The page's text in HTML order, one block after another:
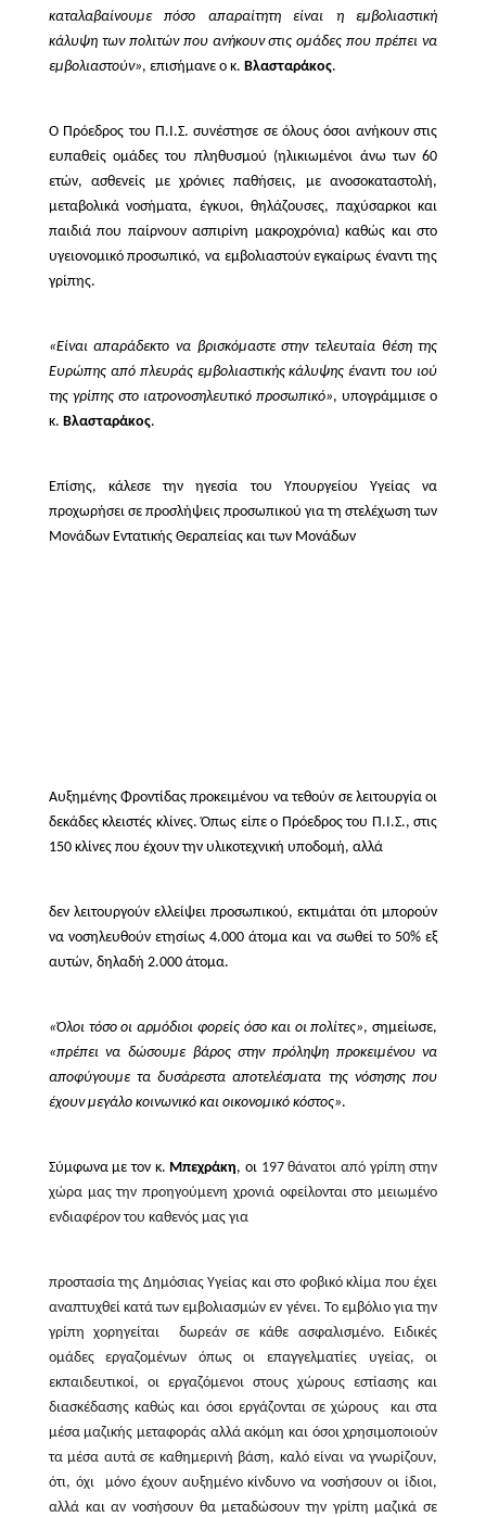
καταλαβαίνουμε πόσο απαραίτητη είναι η εμβολιαστική
κάλυψη των πολιτών που ανήκουν στις ομάδες που πρέπει να
εμβολιαστούν», επισήμανε ο κ. Βλασταράκος.
Ο Πρόεδρος του Π.Ι.Σ. συνέστησε σε όλους όσοι ανήκουν στις
ευπαθείς ομάδες του πληθυσμού (ηλικιωμένοι άνω των 60
ετών, ασθενείς με χρόνιες παθήσεις, με ανοσοκαταστολή,
μεταβολικά νοσήματα, έγκυοι, θηλάζουσες, παχύσαρκοι και
παιδιά που παίρνουν ασπιρίνη μακροχρόνια) καθώς και στο
υγειονομικό προσωπικό, να εμβολιαστούν εγκαίρως έναντι της
γρίπης.
«Είναι απαράδεκτο να βρισκόμαστε στην τελευταία θέση της
Ευρώπης από πλευράς εμβολιαστικής κάλυψης έναντι του ιού
της γρίπης στο ιατρονοσηλευτικό προσωπικό», υπογράμμισε ο
κ. Βλασταράκος.
Επίσης, κάλεσε την ηγεσία του Υπουργείου Υγείας να
προχωρήσει σε προσλήψεις προσωπικού για τη στελέχωση των
Μονάδων Εντατικής Θεραπείας και των Μονάδων
Αυξημένης Φροντίδας προκειμένου να τεθούν σε λειτουργία οι
δεκάδες κλειστές κλίνες. Όπως είπε ο Πρόεδρος του Π.Ι.Σ., στις
150 κλίνες που έχουν την υλικοτεχνική υποδομή, αλλά
δεν λειτουργούν ελλείψει προσωπικού, εκτιμάται ότι μπορούν
να νοσηλευθούν ετησίως 4.000 άτομα και να σωθεί το 50% εξ
αυτών, δηλαδή 2.000 άτομα.
«Όλοι τόσο οι αρμόδιοι φορείς όσο και οι πολίτες», σημείωσε,
«πρέπει να δώσουμε βάρος στην πρόληψη προκειμένου να
αποφύγουμε τα δυσάρεστα αποτελέσματα της νόσησης που
έχουν μεγάλο κοινωνικό και οικονομικό κόστος».
Σύμφωνα με τον κ. Μπεχράκη, οι 197 θάνατοι από γρίπη στην
χώρα μας την προηγούμενη χρονιά οφείλονται στο μειωμένο
ενδιαφέρον του καθενός μας για
προστασία της Δημόσιας Υγείας και στο φοβικό κλίμα που έχει
αναπτυχθεί κατά των εμβολιασμών εν γένει. Το εμβόλιο για την
γρίπη χορηγείται
δωρεάν σε κάθε ασφαλισμένο. Ειδικές
ομάδες εργαζομένων όπως οι επαγγελματίες υγείας, οι
εκπαιδευτικοί, οι εργαζόμενοι στους χώρους εστίασης και
διασκέδασης καθώς και όσοι εργάζονται σε χώρους
και στα
μέσα μαζικής μεταφοράς αλλά ακόμη και όσοι χρησιμοποιούν
τα μέσα αυτά σε καθημερινή βάση, καλό είναι να γνωρίζουν,
ότι, όχι
μόνο έχουν αυξημένο κίνδυνο να νοσήσουν οι ίδιοι,
αλλά και αν νοσήσουν θα μεταδώσουν την γρίπη μαζικά σε